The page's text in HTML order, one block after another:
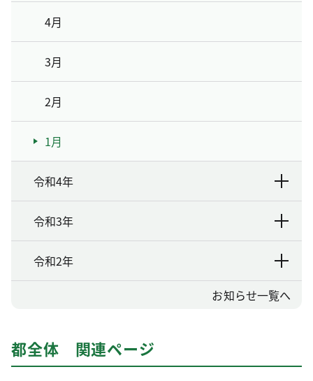
4月
3月
2月
1月
令和4年
令和3年
令和2年
お知らせ一覧へ
都全体 関連ページ